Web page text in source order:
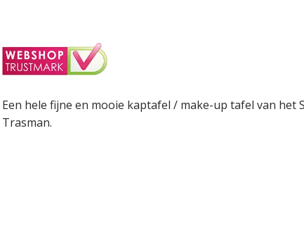
Een hele fijne en mooie kaptafel / make-up tafel van het
Trasman.